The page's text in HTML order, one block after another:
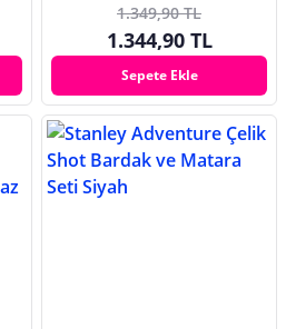
1.349,90 TL
1.344,90 TL
Sepete Ekle